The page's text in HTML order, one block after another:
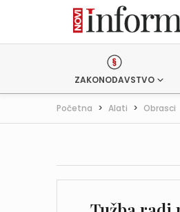
ZAKONODAVSTVO
Početna > Alati > Obrasci